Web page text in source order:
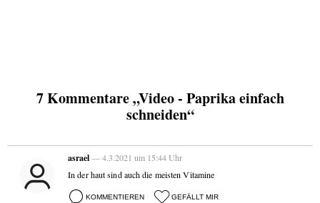
7 Kommentare „Video - Paprika einfach
schneiden“
asrael— 4.3.2021 um 15:44 Uhr
In der haut sind auch die meisten Vitamine
KOMMENTIEREN GEFÄLLT MIR